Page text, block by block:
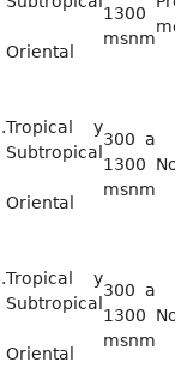
Oriental
1300
msnm
Tropical y
Subtropical
Oriental
300 a
1300
msnm
Tropical y
Subtropical
Oriental
300 a
1300
msnm